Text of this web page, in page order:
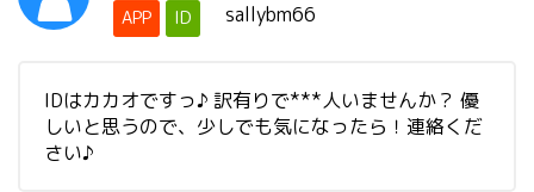
APP ID sallybm66
IDはカカオですっ♪ 訳有りで***人いませんか？ 優
しいと思うので、少しでも気になったら！連絡くだ
さい♪